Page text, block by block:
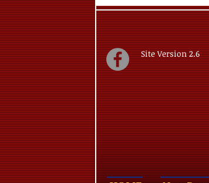
Site Version 2.6